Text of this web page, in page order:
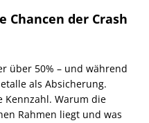
Chancen der Crash
über 50% – und während
als Absicherung.
Kennzahl. Warum die
Rahmen liegt und was